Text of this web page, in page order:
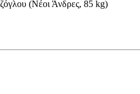
(Νέοι Άνδρες, 85 kg)